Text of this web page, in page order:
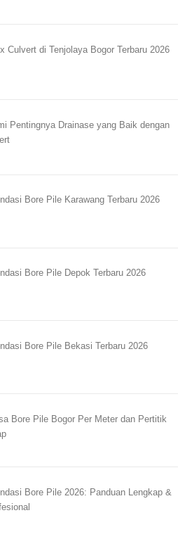
Culvert di Tenjolaya Bogor Terbaru 2026
Pentingnya Drainase yang Baik dengan
Bore Pile Karawang Terbaru 2026
Bore Pile Depok Terbaru 2026
Bore Pile Bekasi Terbaru 2026
Bore Pile Bogor Per Meter dan Pertitik
Bore Pile 2026: Panduan Lengkap &